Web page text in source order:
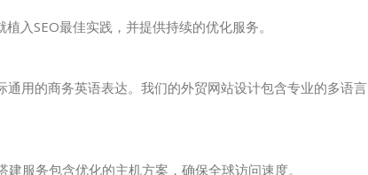
入SEO最佳实践，并提供持续的优化服务。
用的商务英语表达。我们的外贸网站设计包含专业的多语言
服务包含优化的主机方案，确保全球访问速度。